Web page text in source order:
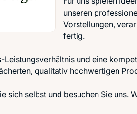
unseren
Vorstellungen,
fertig.
Leistungsverhältnis und eine
qualitativ hochwertigen
sich selbst und besuchen Sie uns.